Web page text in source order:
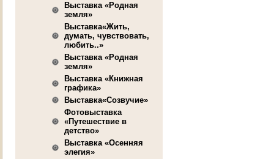
Выставка «Родная
земля»
Выставка«Жить,
думать, чувствовать,
любить..»
Выставка «Родная
земля»
Выставка «Книжная
графика»
Выставка«Созвучие»
Фотовыставка
«Путешествие в
детство»
Выставка «Осенняя
элегия»